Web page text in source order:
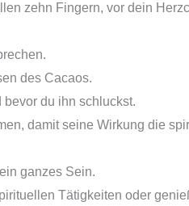
zehn Fingern, vor dein
des Cacaos.
du ihn schluckst.
damit seine Wirkung die
ganzes Sein.
Tätigkeiten oder